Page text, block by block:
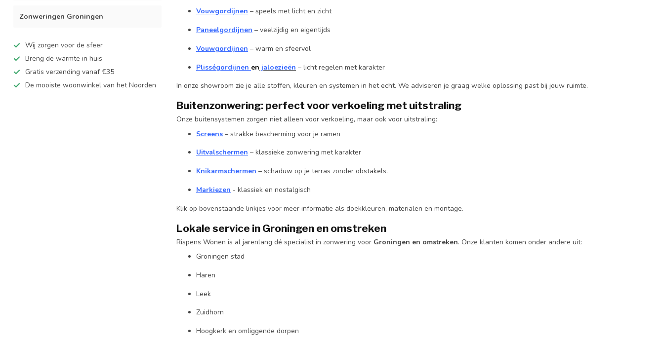
Zonweringen Groningen
Wij zorgen voor de sfeer
Breng de warmte in huis
Gratis verzending vanaf €35
De mooiste woonwinkel van het Noorden
Vouwgordijnen – speels met licht en zicht
Paneelgordijnen – veelzijdig en eigentijds
Vouwgordijnen – warm en sfeervol
Plisségordijnen en jaloezieën – licht regelen met karakter
In onze showroom zie je alle stoffen, kleuren en systemen in het echt. We adviseren je graag welke oplossing past bij jouw ruimte.
Buitenzonwering: perfect voor verkoeling met uitstraling
Onze buitensystemen zorgen niet alleen voor verkoeling, maar ook voor uitstraling:
Screens – strakke bescherming voor je ramen
Uitvalschermen – klassieke zonwering met karakter
Knikarmschermen – schaduw op je terras zonder obstakels.
Markiezen - klassiek en nostalgisch
Klik op bovenstaande linkjes voor meer informatie als doekkleuren, materialen en montage.
Lokale service in Groningen en omstreken
Rispens Wonen is al jarenlang dé specialist in zonwering voor Groningen en omstreken. Onze klanten komen onder andere uit:
Groningen stad
Haren
Leek
Zuidhorn
Hoogkerk en omliggende dorpen